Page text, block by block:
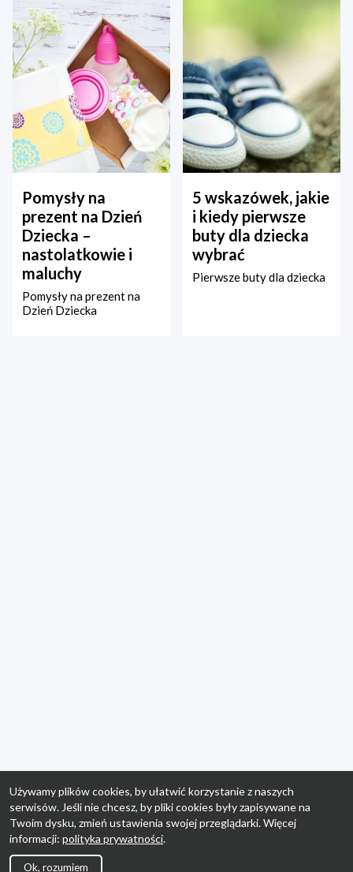
Pomysły na
prezent na Dzień
Dziecka –
nastolatkowie i
maluchy
Pomysły na prezent na
Dzień Dziecka
5 wskazówek, jakie
i kiedy pierwsze
buty dla dziecka
wybrać
Pierwsze buty dla dziecka
Używamy plików cookies, by ułatwić korzystanie z naszych
serwisów. Jeśli nie chcesz, by pliki cookies były zapisywane na
Twoim dysku, zmień ustawienia swojej przeglądarki. Więcej
informacji: polityka prywatności.
Ok, rozumiem